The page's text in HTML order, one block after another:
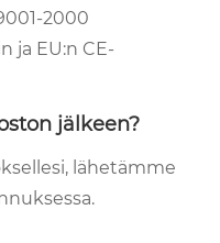
2000
ja EU:n CE-
jälkeen?
lähetämme